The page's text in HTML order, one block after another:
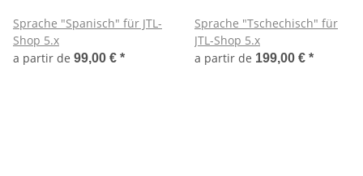
Sprache "Spanisch" für JTL-
Shop 5.x
a partir de 99,00 € *
Sprache "Tschechisch" für
JTL-Shop 5.x
a partir de 199,00 € *